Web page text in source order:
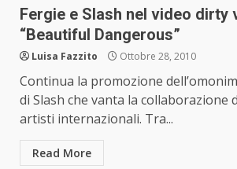
Fergie e Slash nel video dirty
“Beautiful Dangerous”
Luisa Fazzito Ottobre 28, 2010
Continua la promozione
di Slash che vanta la collaborazione
artisti internazionali. Tra...
Read More